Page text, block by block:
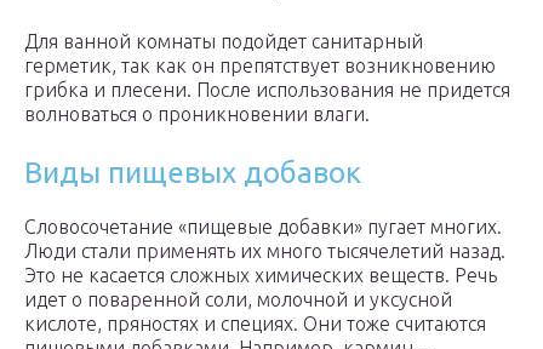
Для ванной комнаты подойдет санитарный
герметик, так как он препятствует возникновению
грибка и плесени. После использования не придется
волноваться о проникновении влаги.
Виды пищевых добавок
Словосочетание «пищевые добавки» пугает многих.
Люди стали применять их много тысячелетий назад.
Это не касается сложных химических веществ. Речь
идет о поваренной соли, молочной и уксусной
кислоте, пряностях и специях. Они тоже считаются